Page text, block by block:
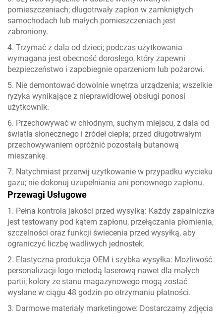
pomieszczeniach; długotrwały zapłon w zamkniętych
samochodach lub małych pomieszczeniach jest
zabroniony.
4. Trzymać z dala od dzieci; podczas użytkowania
wymagana jest obecność dorosłego, który zapewni
bezpieczeństwo i zapobiegnie oparzeniom lub pożarowi.
5. Nie demontować dowolnie wnętrza urządzenia; wszelkie
ryzyka wynikające z nieprawidłowej obsługi ponosi
użytkownik.
6. Przechowywać w chłodnym, suchym miejscu, z dala od
światła słonecznego i źródeł ciepła; przed długotrwałym
przechowywaniem opróżnić pozostałą butanową
mieszankę.
7. Natychmiast przerwij użytkowanie w przypadku wycieku
gazu; nie dokonuj uzupełniania ani ponownego zapłonu.
Przewagi Usługowe
1. Pełna kontrola jakości przed wysyłką: Każdy zapalniczka
jest testowany pod kątem zapłonu, przełączania płomienia,
szczelności oraz funkcji świecenia przed wysyłką, aby
ograniczyć liczbę wadliwych jednostek.
2. Elastyczna produkcja OEM i szybka wysyłka: Możliwość
personalizacji logo metodą laserową nawet dla małych
partii; kolory ze stanu magazynowego mogą zostać
wysłane w ciągu 48 godzin po otrzymaniu płatności.
3. Darmowe materiały marketingowe: Dostarczamy zdjęcia